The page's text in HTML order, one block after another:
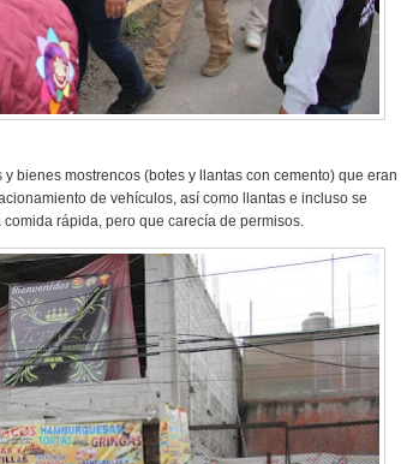
bienes mostrencos (botes y llantas con cemento) que eran
de vehículos, así como llantas e incluso se
rápida, pero que carecía de permisos.